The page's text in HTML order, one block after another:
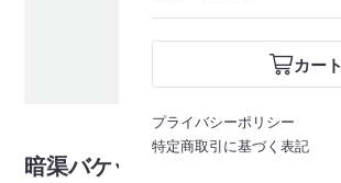
カート
プライバシーポリシー
特定商取引に基づく表記
暗渠バケット TB122